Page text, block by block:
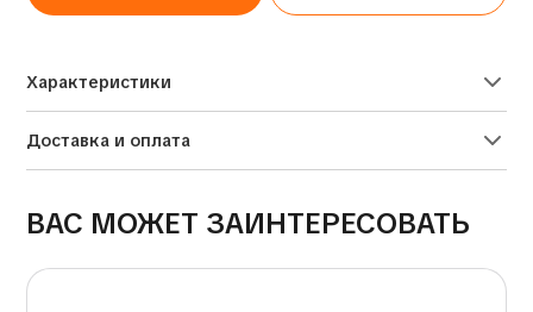
Характеристики
Доставка и оплата
ВАС МОЖЕТ ЗАИНТЕРЕСОВАТЬ